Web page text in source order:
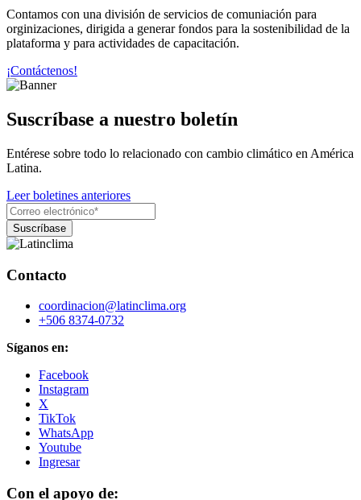
Contamos con una división de servicios de comuniación para
orginizaciones, dirigida a generar fondos para la sostenibilidad de la
plataforma y para actividades de capacitación.
¡Contáctenos!
Suscríbase a nuestro boletín
Entérese sobre todo lo relacionado con cambio climático en América
Latina.
Leer boletines anteriores
Contacto
coordinacion@latinclima.org
+506 8374-0732
Síganos en:
Facebook
Instagram
X
TikTok
WhatsApp
Youtube
Ingresar
Con el apoyo de: